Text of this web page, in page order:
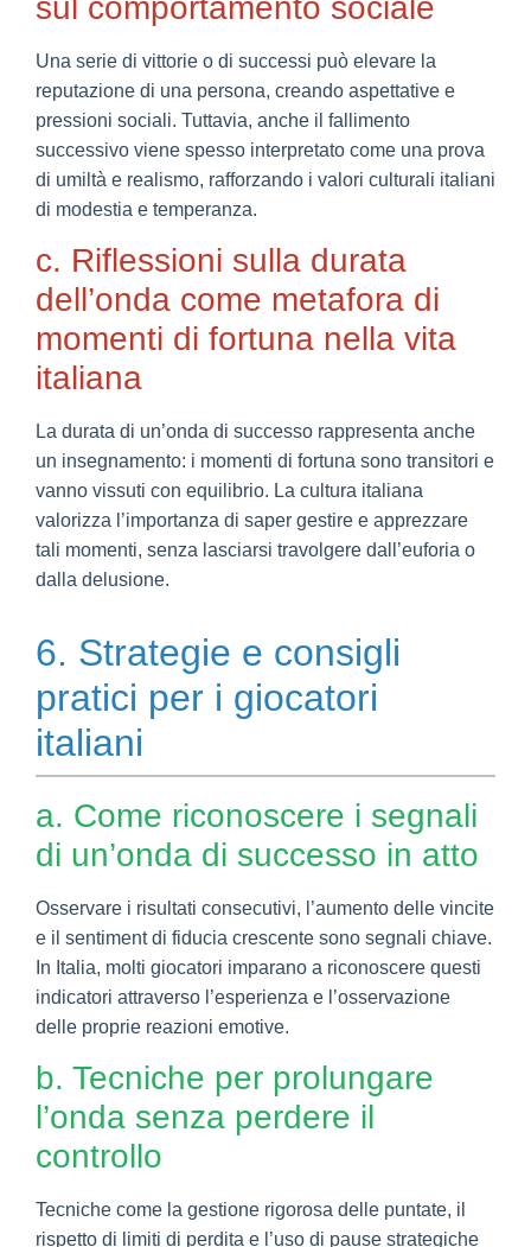
Una serie di vittorie o di successi può elevare la
reputazione di una persona, creando aspettative e
pressioni sociali. Tuttavia, anche il fallimento
successivo viene spesso interpretato come una prova
di umiltà e realismo, rafforzando i valori culturali italiani
di modestia e temperanza.
c. Riflessioni sulla durata
dell’onda come metafora di
momenti di fortuna nella vita
italiana
La durata di un’onda di successo rappresenta anche
un insegnamento: i momenti di fortuna sono transitori e
vanno vissuti con equilibrio. La cultura italiana
valorizza l’importanza di saper gestire e apprezzare
tali momenti, senza lasciarsi travolgere dall’euforia o
dalla delusione.
6. Strategie e consigli
pratici per i giocatori
italiani
a. Come riconoscere i segnali
di un’onda di successo in atto
Osservare i risultati consecutivi, l’aumento delle vincite
e il sentiment di fiducia crescente sono segnali chiave.
In Italia, molti giocatori imparano a riconoscere questi
indicatori attraverso l’esperienza e l’osservazione
delle proprie reazioni emotive.
b. Tecniche per prolungare
l’onda senza perdere il
controllo
Tecniche come la gestione rigorosa delle puntate, il
rispetto di limiti di perdita e l’uso di pause strategiche